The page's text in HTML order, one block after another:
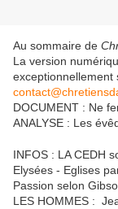
Au sommaire de
La version
exceptionnellement
DOCUMENT : Ne
ANALYSE : Les
INFOS : LA CEDH
Elysées - Eglises
Passion selon
LES HOMMES :